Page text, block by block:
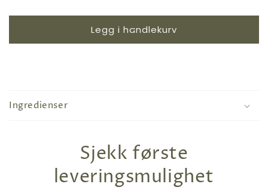
Legg i handlekurv
Ingredienser
Sjekk første
leveringsmulighet